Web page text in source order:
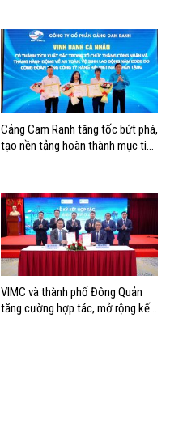
Cảng Cam Ranh tăng tốc bứt phá,
tạo nền tảng hoàn thành mục tiêu
VIMC và thành phố Đông Quản
tăng cường hợp tác, mở rộng kết